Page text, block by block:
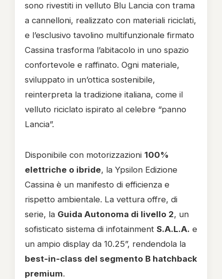
sono rivestiti in velluto Blu Lancia con trama
a cannelloni, realizzato con materiali riciclati,
e l’esclusivo tavolino multifunzionale firmato
Cassina trasforma l’abitacolo in uno spazio
confortevole e raffinato. Ogni materiale,
sviluppato in un’ottica sostenibile,
reinterpreta la tradizione italiana, come il
velluto riciclato ispirato al celebre “panno
Lancia”.
Disponibile con motorizzazioni 100%
elettriche o ibride, la Ypsilon Edizione
Cassina è un manifesto di efficienza e
rispetto ambientale. La vettura offre, di
serie, la Guida Autonoma di livello 2, un
sofisticato sistema di infotainment S.A.L.A. e
un ampio display da 10.25”, rendendola la
best-in-class del segmento B hatchback
premium.